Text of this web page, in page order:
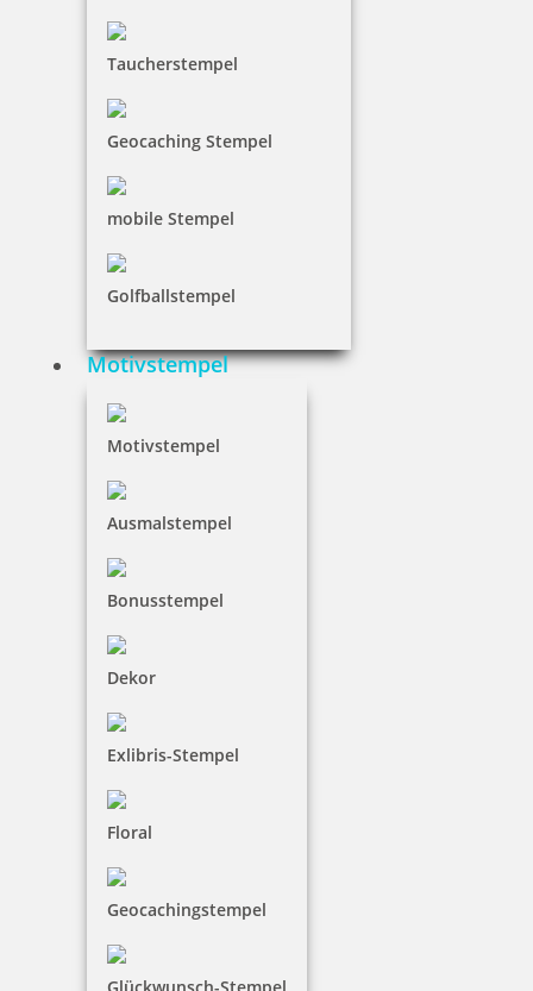
Taucherstempel
Geocaching Stempel
mobile Stempel
Golfballstempel
Motivstempel
Motivstempel
Ausmalstempel
Bonusstempel
Dekor
Exlibris-Stempel
Floral
Geocachingstempel
Jetzt gestalten
47,35 €
Colop Printer 38 zweifarbiger Datumsstempel mit Text 56x33
Jetzt gestalten